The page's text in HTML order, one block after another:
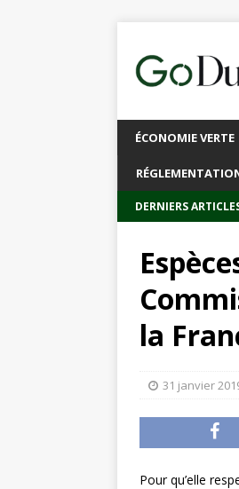
ÉCONOMIE VERTE
DERNIERS
la
31 janvier
Pour qu’elle